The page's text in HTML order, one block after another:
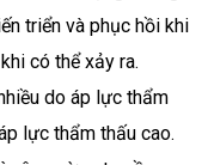
triển và phục hồi khi
có thể xảy ra.
do áp lực thẩm
lực thẩm thấu cao.